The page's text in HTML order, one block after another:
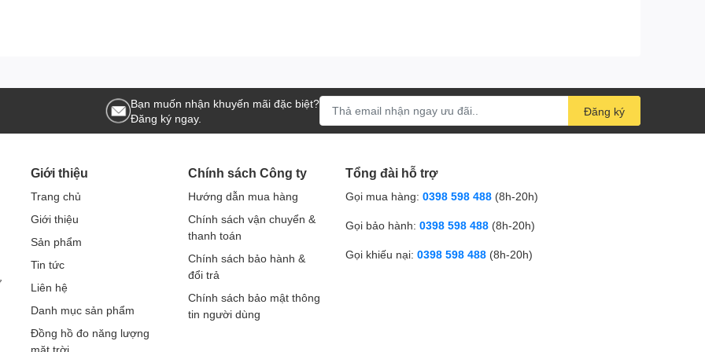
Lutron UVC-254A
giản, phù hợp cả với người mới.
khắc nghiệt.
thiết bị nhập khẩu từ Mỹ, Đức.
UVC-254A tại sieuthidoluong.vn?
Bạn muốn nhận khuyến mãi đặc biệt?
Đăng ký ngay.
Đăng ký
Giới thiệu
Trang chủ
Giới thiệu
Sản phẩm
Tin tức
Liên hệ
Danh mục sản phẩm
Đồng hồ đo năng lượng
mặt trời
Chính sách Công ty
Hướng dẫn mua hàng
Chính sách vận chuyển &
thanh toán
Chính sách bảo hành &
đổi trả
Chính sách bảo mật thông
tin người dùng
Tổng đài hỗ trợ
Gọi mua hàng: 0398 598 488 (8h-20h)
Gọi bảo hành: 0398 598 488 (8h-20h)
Gọi khiếu nại: 0398 598 488 (8h-20h)